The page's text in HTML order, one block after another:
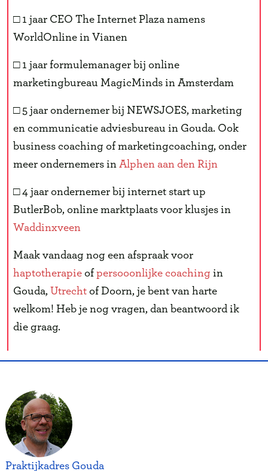
□ 1 jaar CEO The Internet Plaza namens
WorldOnline in Vianen
□ 1 jaar formulemanager bij online
marketingbureau MagicMinds in Amsterdam
□ 5 jaar ondernemer bij NEWSJOES, marketing
en communicatie adviesbureau in Gouda. Ook
business coaching of marketingcoaching, onder
meer ondernemers inAlphen aan den Rijn
□ 4 jaar ondernemer bij internet start up
ButlerBob, online marktplaats voor klusjes in
Waddinxveen
Maak vandaag nog een afspraak voor
haptotherapie ofpersooonlijke coaching in
Gouda,Utrecht of Doorn, je bent van harte
welkom! Heb je nog vragen, dan beantwoord ik
die graag.
Praktijkadres Gouda